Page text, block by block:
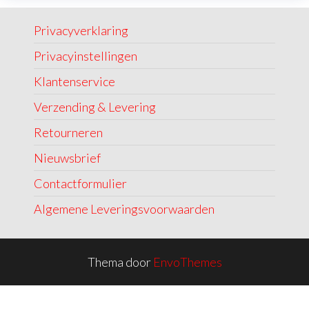
Privacyverklaring
Privacyinstellingen
Klantenservice
Verzending & Levering
Retourneren
Nieuwsbrief
Contactformulier
Algemene Leveringsvoorwaarden
Thema door EnvoThemes